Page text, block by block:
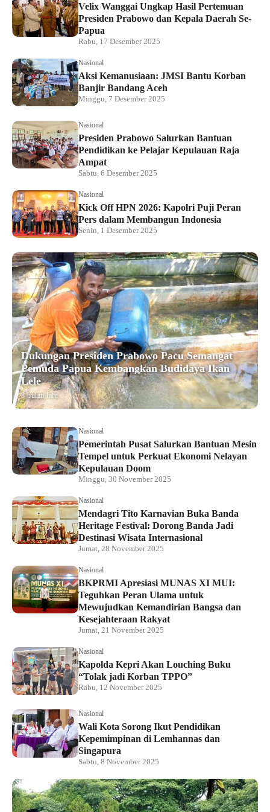
Velix Wanggai Ungkap Hasil Pertemuan
Presiden Prabowo dan Kepala Daerah Se-
Papua
Rabu, 17 Desember 2025
Nasional
Aksi Kemanusiaan: JMSI Bantu Korban
Banjir Bandang Aceh
Minggu, 7 Desember 2025
Nasional
Presiden Prabowo Salurkan Bantuan
Pendidikan ke Pelajar Kepulauan Raja
Ampat
Sabtu, 6 Desember 2025
Nasional
Kick Off HPN 2026: Kapolri Puji Peran
Pers dalam Membangun Indonesia
Senin, 1 Desember 2025
Dukungan Presiden Prabowo Pacu Semangat
Pemuda Papua Kembangkan Budidaya Ikan
Lele
8 bulan lalu
Nasional
Pemerintah Pusat Salurkan Bantuan Mesin
Tempel untuk Perkuat Ekonomi Nelayan
Kepulauan Doom
Minggu, 30 November 2025
Nasional
Mendagri Tito Karnavian Buka Banda
Heritage Festival: Dorong Banda Jadi
Destinasi Wisata Internasional
Jumat, 28 November 2025
Nasional
BKPRMI Apresiasi MUNAS XI MUI:
Teguhkan Peran Ulama untuk
Mewujudkan Kemandirian Bangsa dan
Kesejahteraan Rakyat
Jumat, 21 November 2025
Nasional
Kapolda Kepri Akan Louching Buku
“Tolak jadi Korban TPPO”
Rabu, 12 November 2025
Nasional
Wali Kota Sorong Ikut Pendidikan
Kepemimpinan di Lemhannas dan
Singapura
Sabtu, 8 November 2025